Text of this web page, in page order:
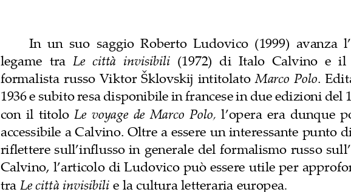
In  un  suo  saggio  Roberto  Ludovico  (1999)  avanza
legame tra Le città  invisibili (1972) di  Italo  Calvino e il
formalista russo Viktor Šklovskij intitolato Marco  Polo. Edit
1936 e subito resa disponibile in francese in due edizioni del
con  il  titolo Le  voyage  de  Marco  Polo, l’opera era dunque
accessibile a Calvino. Oltre a essere un interessante punto
riflettere sull’influsso in generale del formalismo russo
Calvino, l’articolo di Ludovico può essere utile per
tra Le città invisibili e la cultura letteraria europea.